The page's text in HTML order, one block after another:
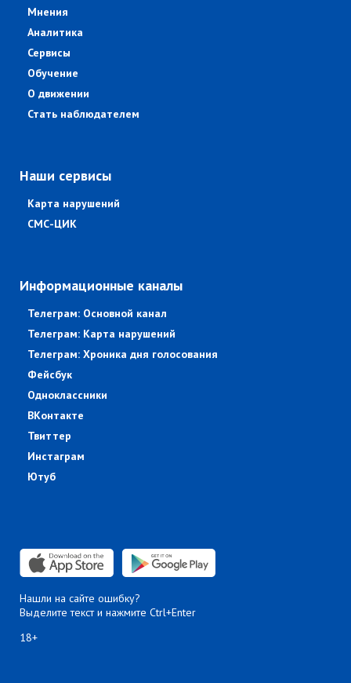
Мнения
Аналитика
Сервисы
Обучение
О движении
Стать наблюдателем
Наши сервисы
Карта нарушений
СМС-ЦИК
Информационные каналы
Телеграм: Основной канал
Телеграм: Карта нарушений
Телеграм: Хроника дня голосования
Фейсбук
Одноклассники
ВКонтакте
Твиттер
Инстаграм
Ютуб
Нашли на сайте ошибку?
Выделите текст и нажмите Ctrl+Enter
18+